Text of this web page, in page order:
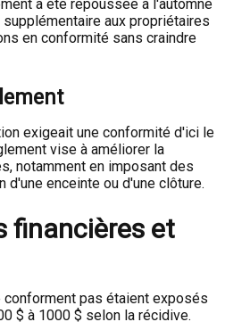
a été repoussée à l'automne
aux propriétaires
en conformité sans craindre
exigeait une conformité d'ici le
vise à améliorer la
notamment en imposant des
enceinte ou d'une clôture.
financières et
pas étaient exposés
$ à 1000 $ selon la récidive.